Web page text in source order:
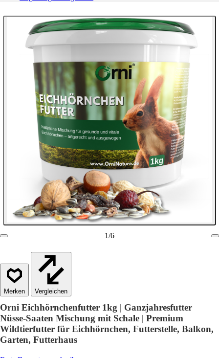
1/6
Vergleichen
Orni Eichhörnchenfutter 1kg | Ganzjahresfutter
Nüsse-Saaten Mischung mit Schale | Premium
Wildtierfutter für Eichhörnchen, Futterstelle, Balkon,
Garten, Futterhaus